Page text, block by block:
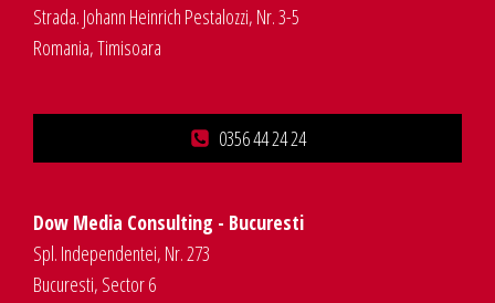
Strada. Johann Heinrich Pestalozzi, Nr. 3-5
Romania, Timisoara
0356 44 24 24
Dow Media Consulting - Bucuresti
Spl. Independentei, Nr. 273
Bucuresti, Sector 6